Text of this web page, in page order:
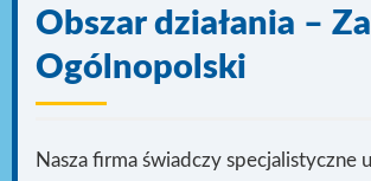
Obszar działania –
Ogólnopolski
Nasza firma świadczy specjalistyczne